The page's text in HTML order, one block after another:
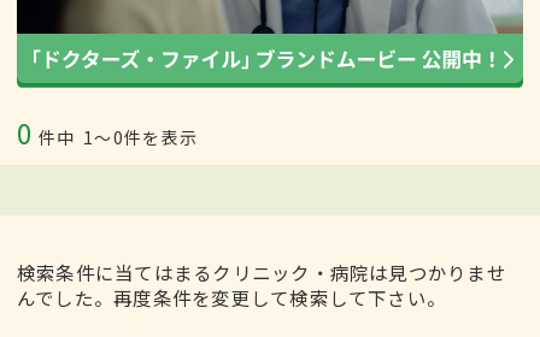
0 件中 1〜0件を表示
検索条件に当てはまるクリニック・病院は見つかりませ
んでした。再度条件を変更して検索して下さい。